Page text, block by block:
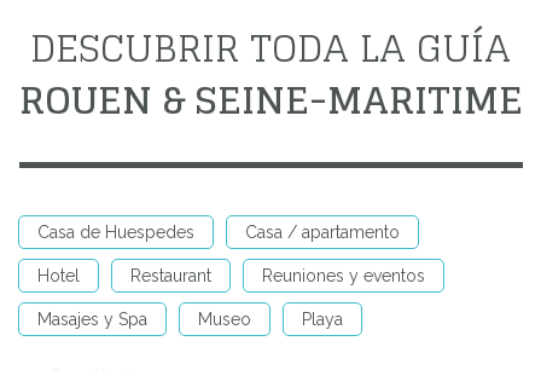
DESCUBRIR TODA LA GUÍA
ROUEN & SEINE-MARITIME
Casa de Huespedes Casa / apartamento
Hotel Restaurant Reuniones y eventos
Masajes y Spa Museo Playa